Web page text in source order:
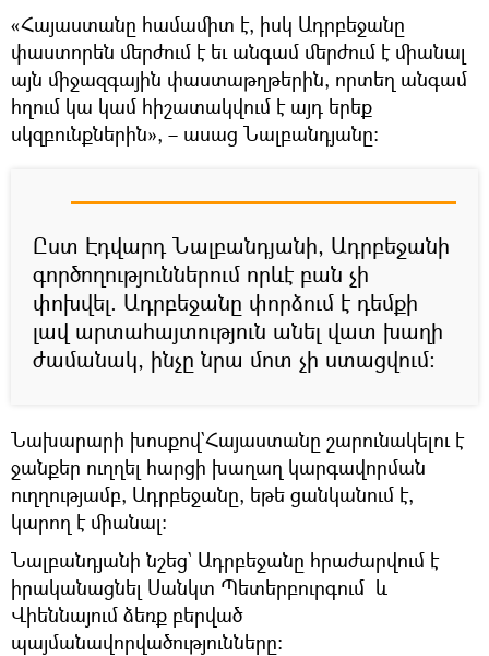
«Հայաստանը համամիտ է, իսկ Ադրբեջանը
փաստորեն մերժում է եւ անգամ մերժում է միանալ
այն միջազգային փաստաթղթերին, որտեղ անգամ
հղում կա կամ հիշատակվում է այդ երեք
սկզբունքներին», – ասաց Նալբանդյանը։
Ըստ Էդվարդ Նալբանդյանի, Ադրբեջանի
գործողություններում որևէ բան չի
փոխվել. Ադրբեջանը փորձում է դեմքի
լավ արտահայտություն անել վատ խաղի
ժամանակ, ինչը նրա մոտ չի ստացվում:
Նախարարի խոսքով`Հայաստանը շարունակելու է
ջանքեր ուղղել հարցի խաղաղ կարգավորման
ուղղությամբ, Ադրբեջանը, եթե ցանկանում է,
կարող է միանալ։
Նալբանդյանի նշեց` Ադրբեջանը հրաժարվում է
իրականացնել Սանկտ Պետերբուրգում և
Վիեննայում ձեռք բերված
պայմանավորվածությունները։